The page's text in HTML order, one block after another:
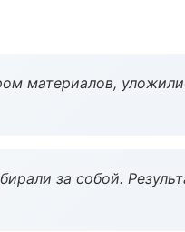
материалов,
за собой.